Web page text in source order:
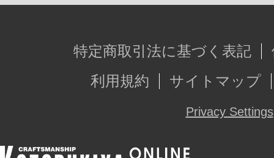
特定商取引法に基づく表記
利用規約
サイトマップ
Privacy Settings